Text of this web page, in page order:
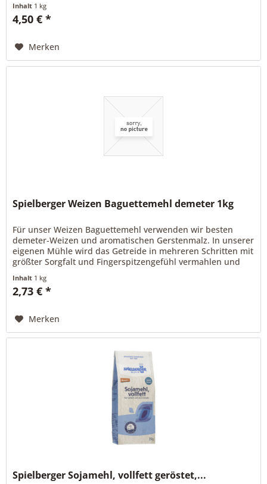
Inhalt 1 kg
4,50 € *
Merken
Spielberger Weizen Baguettemehl demeter 1kg
Für unser Weizen Baguettemehl verwenden wir besten
demeter-Weizen und aromatischen Gerstenmalz. In unserer
eigenen Mühle wird das Getreide in mehreren Schritten mit
größter Sorgfalt und Fingerspitzengefühl vermahlen und
Inhalt 1 kg
2,73 € *
Merken
Spielberger Sojamehl, vollfett geröstet,...